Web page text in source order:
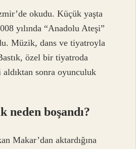
okudu. Küçük yaşta
yılında “Anadolu Ateşi”
Müzik, dans ve tiyatroyla
özel bir tiyatroda
sonra oyunculuk
neden boşandı?
Makar’dan aktardığına